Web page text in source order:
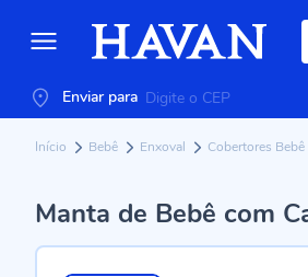
Enviar para
Início Bebê Enxoval Cobertores Bebê
Manta de Bebê com